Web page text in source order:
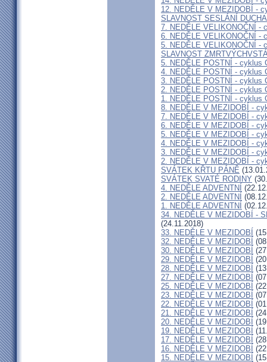
12. NEDĚLE V MEZIDOBÍ -
SLAVNOST SESLÁNÍ
7. NEDĚLE VELIKONOČNÍ -
6. NEDĚLE VELIKONOČNÍ -
5. NEDĚLE VELIKONOČNÍ -
SLAVNOST
5. NEDĚLE POSTNÍ - cyklus
4. NEDĚLE POSTNÍ - cyklus
3. NEDĚLE POSTNÍ - cyklus
2. NEDĚLE POSTNÍ - cyklus
1. NEDĚLE POSTNÍ - cyklus
8. NEDĚLE V MEZIDOBÍ -
7. NEDĚLE V MEZIDOBÍ -
6. NEDĚLE V MEZIDOBÍ -
5. NEDĚLE V MEZIDOBÍ -
4. NEDĚLE V MEZIDOBÍ -
3. NEDĚLE V MEZIDOBÍ -
2. NEDĚLE V MEZIDOBÍ -
SVÁTEK KŘTU PÁNĚ
SVÁTEK SVATÉ RODINY
4. NEDĚLE ADVENTNÍ
2. NEDĚLE ADVENTNÍ
1. NEDĚLE ADVENTNÍ
34. NEDĚLE V MEZIDOBÍ -
(24.11.2018)
33. NEDĚLE V MEZIDOBÍ
32. NEDĚLE V MEZIDOBÍ
30. NEDĚLE V MEZIDOBÍ
29. NEDĚLE V MEZIDOBÍ
28. NEDĚLE V MEZIDOBÍ
27. NEDĚLE V MEZIDOBÍ
25. NEDĚLE V MEZIDOBÍ
23. NEDĚLE V MEZIDOBÍ
22. NEDĚLE V MEZIDOBÍ
21. NEDĚLE V MEZIDOBÍ
20. NEDĚLE V MEZIDOBÍ
19. NEDĚLE V MEZIDOBÍ
17. NEDĚLE V MEZIDOBÍ
16. NEDĚLE V MEZIDOBÍ
15. NEDĚLE V MEZIDOBÍ